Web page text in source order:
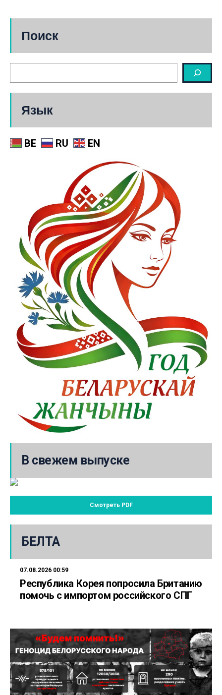
Поиск
Язык
BE RU EN
В свежем выпуске
Смотреть PDF
БЕЛТА
07.08.2026 00:59
Республика Корея попросила Британию
помочь с импортом российского СПГ